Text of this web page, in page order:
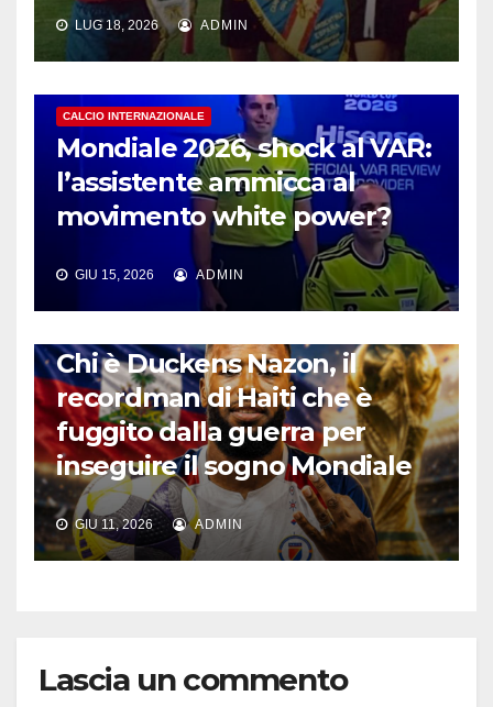
LUG 18, 2026 ADMIN
CALCIO INTERNAZIONALE
Mondiale 2026, shock al VAR:
l’assistente ammicca al
movimento white power?
GIU 15, 2026 ADMIN
Chi è Duckens Nazon, il
recordman di Haiti che è
fuggito dalla guerra per
inseguire il sogno Mondiale
GIU 11, 2026 ADMIN
Lascia un commento